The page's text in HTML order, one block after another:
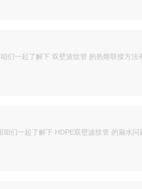
们一起了解下 双壁波纹管 的热熔联接方法
们一起了解下 HDPE双壁波纹管 的漏水问